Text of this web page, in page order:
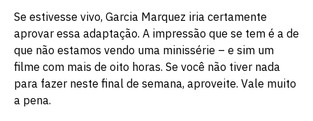
Se estivesse vivo, Garcia Marquez iria certamente
aprovar essa adaptação. A impressão que se tem é a de
que não estamos vendo uma minissérie – e sim um
filme com mais de oito horas. Se você não tiver nada
para fazer neste final de semana, aproveite. Vale muito
a pena.